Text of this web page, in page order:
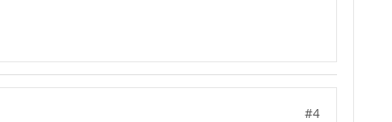
#4